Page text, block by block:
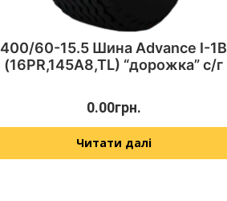
400/60-15.5 Шина Advance I-1B
(16PR,145A8,TL) “дорожка” с/г
0.00грн.
Читати далі